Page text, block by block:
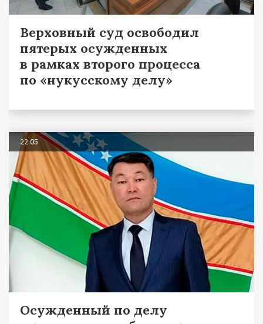
Верховный суд освободил
пятерых осужденных
в рамках второго процесса
по «нукусскому делу»
22.05
Осужденный по делу